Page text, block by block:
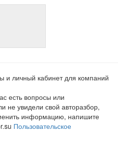
и личный кабинет для компаний
есть вопросы или
не увидели свой авторазбор,
информацию, напишите
Пользовательское